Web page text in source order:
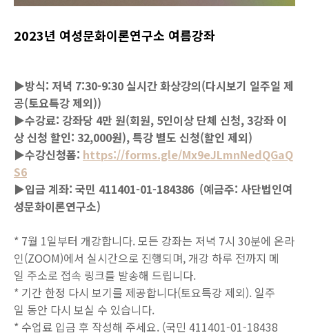
2023년 여성문화이론연구소 여름강좌
▶방식: 저녁 7:30-9:30 실시간 화상강의(다시보기 일주일 제
공(토요특강 제외))
▶수강료: 강좌당 4만 원(회원, 5인이상 단체 신청, 3강좌 이
상 신청 할인: 32,000원), 특강 별도 신청(할인 제외)
▶수강신청폼: https://forms.gle/Mx9eJLmnNedQGaQ
S6
▶입금 계좌: 국민 411401-01-184386 (예금주: 사단법인여
성문화이론연구소)
* 7월 1일부터 개강합니다. 모든 강좌는 저녁 7시 30분에 온라
인(ZOOM)에서 실시간으로 진행되며, 개강 하루 전까지 메
일 주소로 접속 링크를 발송해 드립니다.
* 기간 한정 다시 보기를 제공합니다(토요특강 제외). 일주
일 동안 다시 보실 수 있습니다.
* 수업료 입금 후 작성해 주세요. (국민 411401-01-18438